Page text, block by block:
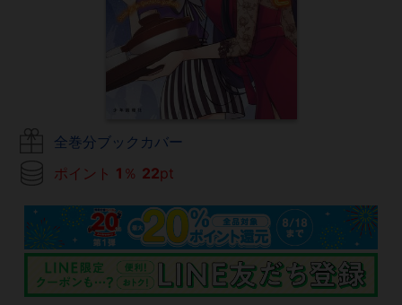
全巻分ブックカバー
ポイント 1 ％ 22pt